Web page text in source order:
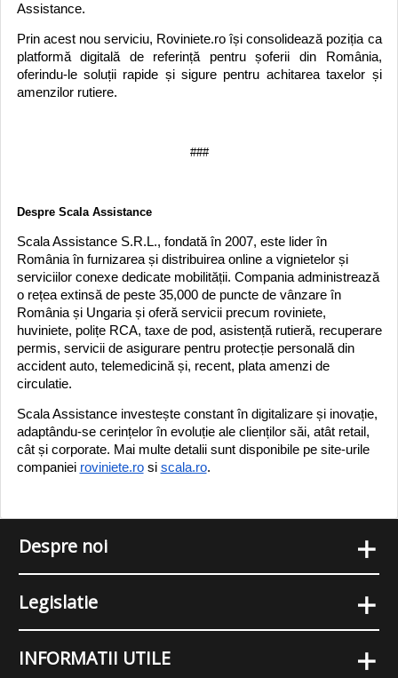
Assistance.
Prin acest nou serviciu, Roviniete.ro își consolidează poziția ca
platformă digitală de referință pentru șoferii din România,
oferindu-le soluții rapide și sigure pentru achitarea taxelor și
amenzilor rutiere.
###
Despre Scala Assistance
Scala Assistance S.R.L., fondată în 2007, este lider în
România în furnizarea și distribuirea online a vignietelor și
serviciilor conexe dedicate mobilității. Compania administrează
o rețea extinsă de peste 35,000 de puncte de vânzare în
România și Ungaria și oferă servicii precum roviniete,
huviniete, polițe RCA, taxe de pod, asistență rutieră, recuperare
permis, servicii de asigurare pentru protecție personală din
accident auto, telemedicină și, recent, plata amenzi de
circulatie.
Scala Assistance investește constant în digitalizare și inovație,
adaptându-se cerințelor în evoluție ale clienților săi, atât retail,
cât și corporate. Mai multe detalii sunt disponibile pe site-urile
companiei roviniete.rosi scala.ro.
Despre noi +
Legislatie +
INFORMATII UTILE +